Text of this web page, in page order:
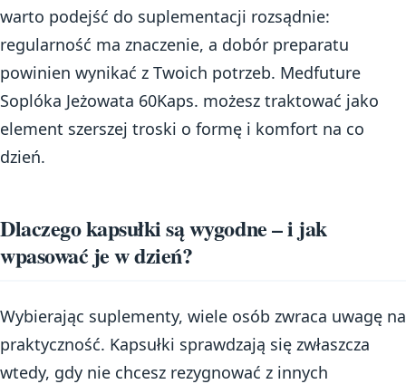
warto podejść do suplementacji rozsądnie:
regularność ma znaczenie, a dobór preparatu
powinien wynikać z Twoich potrzeb. Medfuture
Soplóka Jeżowata 60Kaps. możesz traktować jako
element szerszej troski o formę i komfort na co
dzień.
Dlaczego kapsułki są wygodne – i jak
wpasować je w dzień?
Wybierając suplementy, wiele osób zwraca uwagę na
praktyczność. Kapsułki sprawdzają się zwłaszcza
wtedy, gdy nie chcesz rezygnować z innych